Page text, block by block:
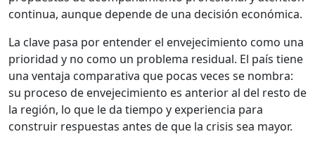
continua, aunque depende de una decisión económica.
La clave pasa por entender el envejecimiento como una
prioridad y no como un problema residual. El país tiene
una ventaja comparativa que pocas veces se nombra:
su proceso de envejecimiento es anterior al del resto de
la región, lo que le da tiempo y experiencia para
construir respuestas antes de que la crisis sea mayor.